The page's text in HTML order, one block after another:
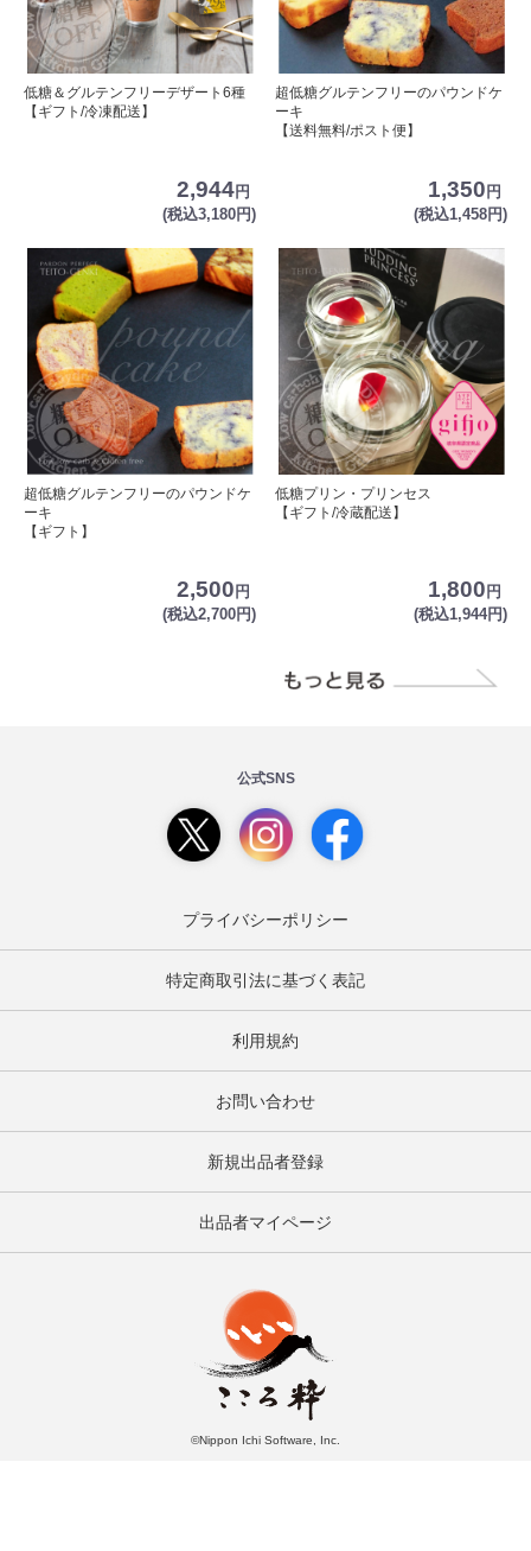
低糖＆グルテンフリーデザート6種
【ギフト/冷凍配送】
2,944円
(税込3,180円)
超低糖グルテンフリーのパウンドケ
ーキ
【送料無料/ポスト便】
1,350円
(税込1,458円)
超低糖グルテンフリーのパウンドケ
ーキ
【ギフト】
2,500 円
(税込2,700円)
低糖プリン・プリンセス
【ギフト/冷蔵配送】
1,800 円
(税込1,944円)
公式SNS
プライバシーポリシー
特定商取引法に基づく表記
利用規約
お問い合わせ
新規出品者登録
出品者マイページ
©Nippon Ichi Software, Inc.